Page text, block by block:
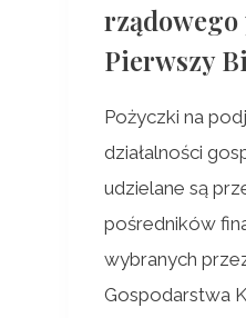
Pierwszy
Pożyczki na
działalności
udzielane są
pośredników
wybranych
Gospodarstwa